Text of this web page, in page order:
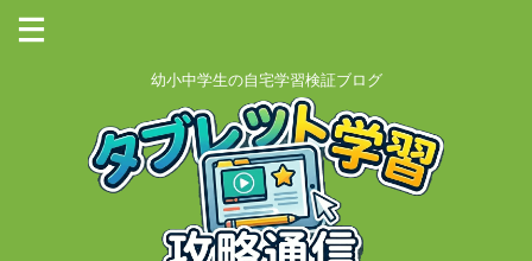
幼小中学生の自宅学習検証ブログ